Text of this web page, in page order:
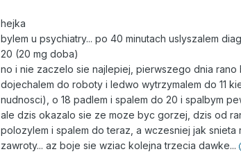
hejka
bylem u psychiatry... po 40 minutach uslyszalem
20 (20 mg doba)
no i nie zaczelo sie najlepiej, pierwszego dnia
dojechalem do roboty i ledwo wytrzymalem do 11
nudnosci), o 18 padlem i spalem do 20 i spalbym
ale dzis okazalo sie ze moze byc gorzej, dzis od
polozylem i spalem do teraz, a wczesniej jak
zawroty... az boje sie wziac kolejna trzecia dawke...